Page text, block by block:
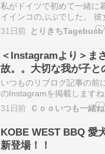
私がドイツで初めて一緒に
イインコのぷぷでした。 彼
るで雪の妖精のような佇ま
当時は疥癬を患っていて、
うに完治しました。 松ぼ
様をまとい、同じような子
せん。 …
31日前 とりきちTagebuch
＜Instagramより＞ま
故。。大切な我が子と
いつものリブログ記事の前
のInstagramを掲載します
わんわんマルシェへ向かう
たkotaroさん。愛犬ラスク
かりとキャリーをシート
ていました。するとセンタ
31日前
KOBE WEST BBQ 愛
新登場！！